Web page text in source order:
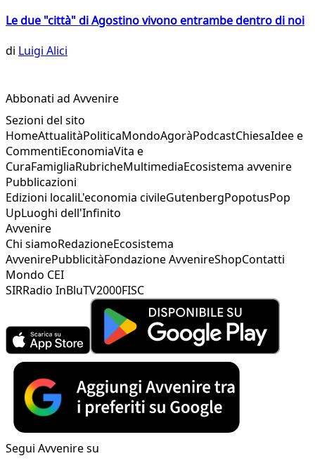
Le due "città" di Agostino vivono entrambe dentro di noi
di Luigi Alici
Abbonati ad Avvenire
Sezioni del sito
HomeAttualitàPoliticaMondoAgoràPodcastChiesaIdee e
CommentiEconomiaVita e
CuraFamigliaRubricheMultimediaEcosistema avvenire
Pubblicazioni
Edizioni localiL'economia civileGutenbergPopotusPop
UpLuoghi dell'Infinito
Avvenire
Chi siamoRedazioneEcosistema
AvvenirePubblicitàFondazione AvvenireShopContatti
Mondo CEI
SIRRadio InBluTV2000FISC
Segui Avvenire su